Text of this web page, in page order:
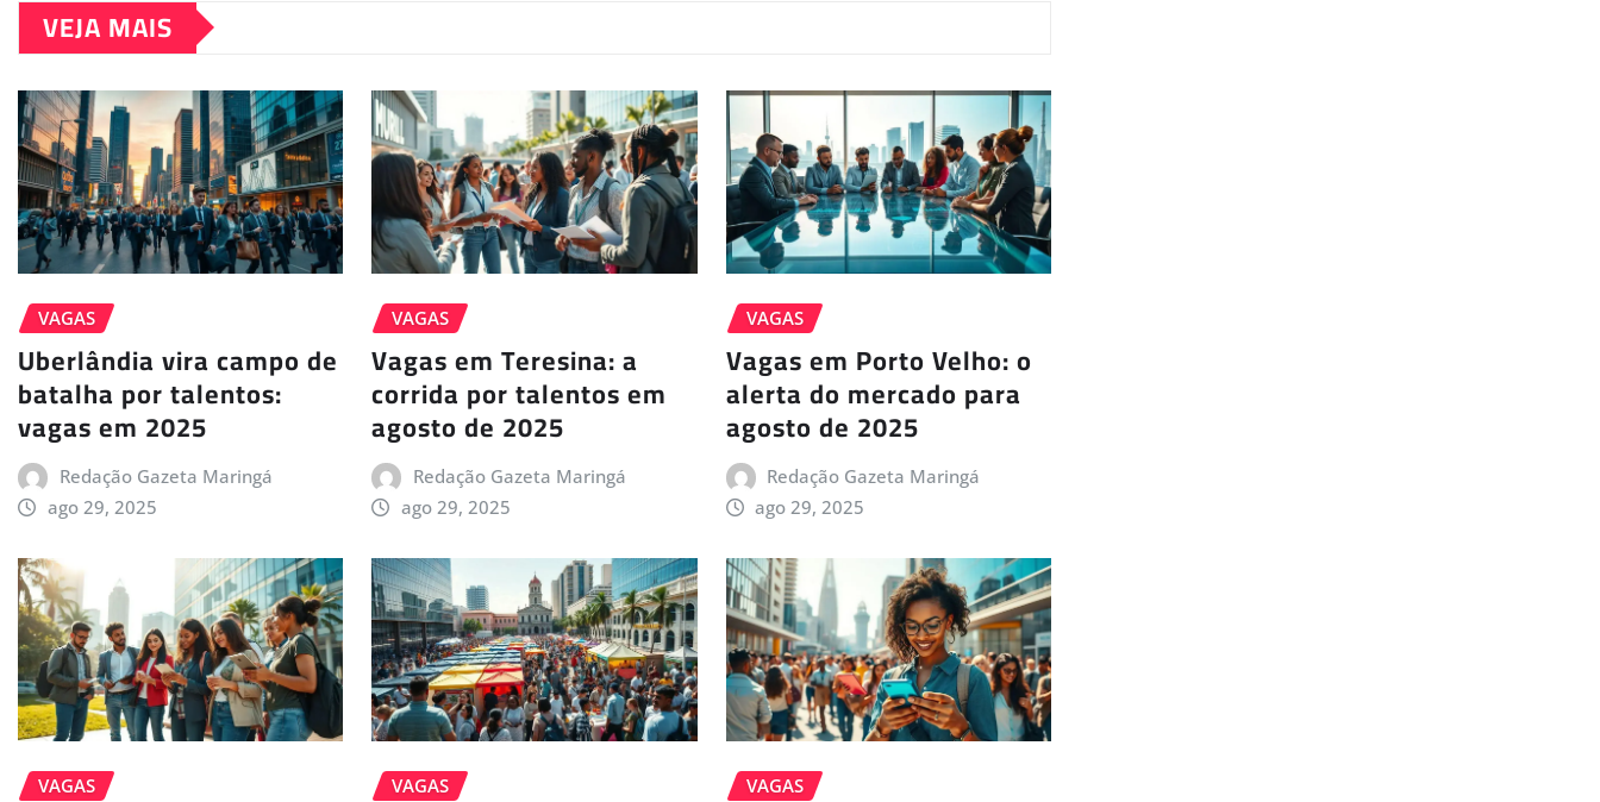
VEJA MAIS
VAGAS
Uberlândia vira campo de
batalha por talentos:
vagas em 2025
Redação Gazeta Maringá
ago 29, 2025
VAGAS
Vagas em Teresina: a
corrida por talentos em
agosto de 2025
Redação Gazeta Maringá
ago 29, 2025
VAGAS
Vagas em Porto Velho: o
alerta do mercado para
agosto de 2025
Redação Gazeta Maringá
ago 29, 2025
VAGAS VAGAS VAGAS